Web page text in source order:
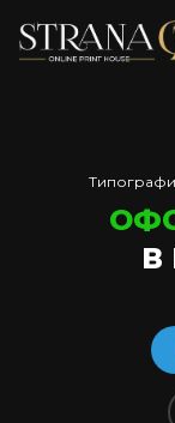
В